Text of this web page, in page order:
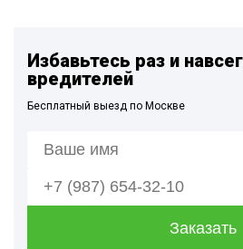
Избавьтесь раз и
вредителей
Бесплатный выезд по Москве